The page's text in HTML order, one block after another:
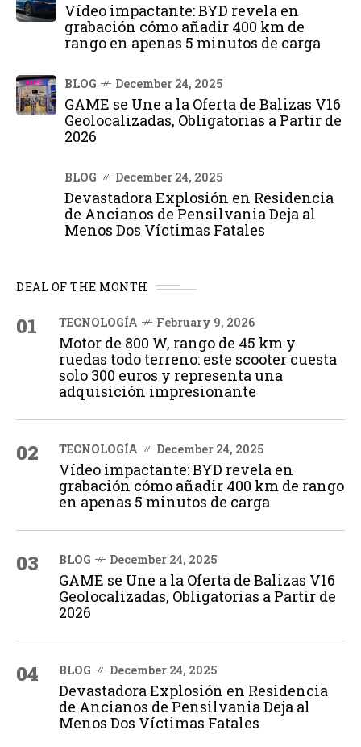
Vídeo impactante: BYD revela en
grabación cómo añadir 400 km de
rango en apenas 5 minutos de carga
BLOG December 24, 2025
GAME se Une a la Oferta de Balizas V16
Geolocalizadas, Obligatorias a Partir de
2026
BLOG December 24, 2025
Devastadora Explosión en Residencia
de Ancianos de Pensilvania Deja al
Menos Dos Víctimas Fatales
DEAL OF THE MONTH
01 TECNOLOGÍA February 9, 2026
Motor de 800 W, rango de 45 km y
ruedas todo terreno: este scooter cuesta
solo 300 euros y representa una
adquisición impresionante
02 TECNOLOGÍA December 24, 2025
Vídeo impactante: BYD revela en
grabación cómo añadir 400 km de rango
en apenas 5 minutos de carga
03 BLOG December 24, 2025
GAME se Une a la Oferta de Balizas V16
Geolocalizadas, Obligatorias a Partir de
2026
04 BLOG December 24, 2025
Devastadora Explosión en Residencia
de Ancianos de Pensilvania Deja al
Menos Dos Víctimas Fatales